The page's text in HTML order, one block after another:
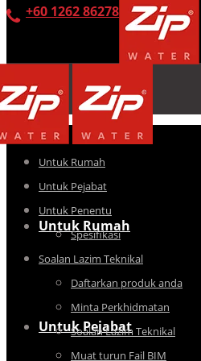
+60 1262 86278
Untuk Rumah
Untuk Pejabat
Untuk Rumah
Untuk Pejabat
Untuk Penentu
Spesifikasi
Soalan Lazim Teknikal
Daftarkan produk anda
Minta Perkhidmatan
Soalan Lazim Teknikal
Muat turun Fail BIM